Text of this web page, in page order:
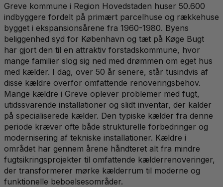
Greve kommune i Region Hovedstaden huser 50.600
indbyggere fordelt på primært parcelhuse og rækkehuse
bygget i ekspansionsårene fra 1960-1980. Byens
beliggenhed syd for København og tæt på Køge Bugt
har gjort den til en attraktiv forstadskommune, hvor
mange familier slog sig ned med drømmen om eget hus
med kælder. I dag, over 50 år senere, står tusindvis af
disse kældre overfor omfattende renoveringsbehov.
Mange kældre i Greve oplever problemer med fugt,
utidssvarende installationer og slidt inventar, der kalder
på specialiserede kælder. Den typiske kælder fra denne
periode kræver ofte både strukturelle forbedringer og
modernisering af tekniske installationer. Kældre i
området har gennem årene håndteret alt fra mindre
fugtsikringsprojekter til omfattende kælderrenoveringer,
der transformerer mørke kælderrum til moderne og
funktionelle beboelsesområder.